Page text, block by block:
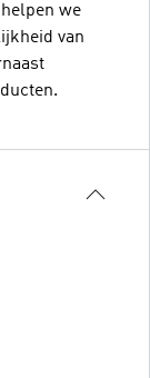
we
van